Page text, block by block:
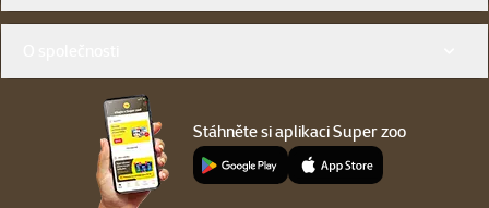
Stáhněte si aplikaci Super zoo